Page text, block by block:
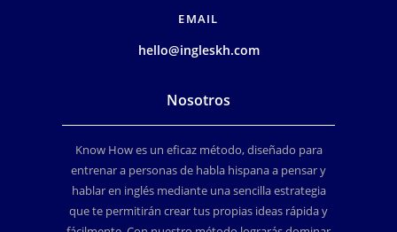
EMAIL
hello@ingleskh.com
Nosotros
Know How es un eficaz método, diseñado para
entrenar a personas de habla hispana a pensar y
hablar en inglés mediante una sencilla estrategia
que te permitirán crear tus propias ideas rápida y